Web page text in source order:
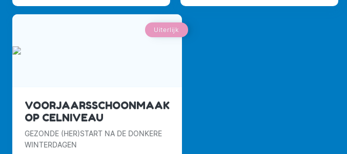
Uiterlijk
VOORJAARSSCHOONMAAK
OP CELNIVEAU
GEZONDE (HER)START NA DE DONKERE
WINTERDAGEN